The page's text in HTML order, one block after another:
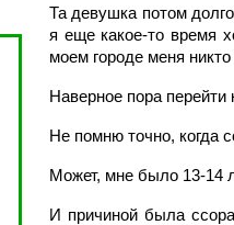
Та девушка потом
я еще какое-то время
моем городе меня никто
Наверное пора
Не помню точно, когда
Может, мне было 13-14
И причиной была